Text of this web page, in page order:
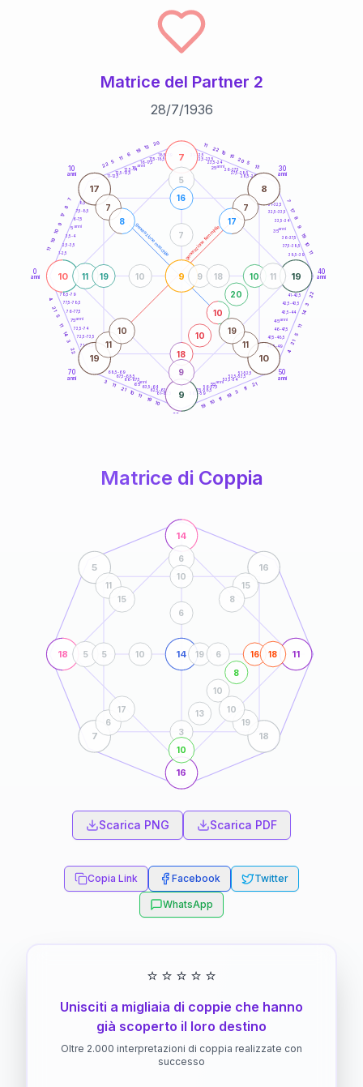
Matrice del Partner 2
28/7/1936
generazione maschile generazione femminile
0
anni
10
anni
30
anni
40
anni
50
anni
60
70
anni
1-2,5
2,5-3,5
3,5-4
6-7,5
7,5-8,5
8,5-9
11-12,5
12,5-13,5
13,5-14
16-17,5
17,5-18,5
18,5-19 21-22,5
22,5-23,5
23,5-24
26-27,5
27,5-28,5
28,5-29
31-32,5
32,5-33,5
33,5-34
36-37,5
37,5-38,5
38,5-39
41-42,5
42,5-43,5
43,5-44
46-47,5
47,5-48,5
48,5-49
51-52,5
52,5-53,5
53,5-54
56-57,5
57,5-58,5
58,5-59
61-62,5
62,5-63,5
63,5-64
66-67,5
67,5-68,5
68,5-69
71-72,5
72,5-73,5
73,5-74
76-77,5
77,5-78,5
78,5-79
11
19
10
9
17
8
7
22 5
11
6
19 13
20 11
22 10
15
20 5
13
7
17
8
9
19
10
11
22
3
14
11
5
21
4
21
11
3
19
11
10
19
10
19
11
10
21
11
3
22
3
14
11
5
21
4
10
7
19
9
9
17 8
19 10
18
10
10
20
10
11
5
11
9
19
16
9 18
10
7
7
8
7
17
11
10
11
19
5anni
15 anni 25anni
35anni
45anni
55anni
65anni
75anni
Matrice di Coppia
18
14
11
16
14
5 16
7 18
3
13
10
8
16
5
6
18
10
5
10
19 6
10
6
11
15
15
8
6
17
19
10
Scarica PNG Scarica PDF
Copia Link Facebook Twitter
WhatsApp
⭐ ⭐ ⭐ ⭐ ⭐
Unisciti a migliaia di coppie che hanno
già scoperto il loro destino
Oltre 2.000 interpretazioni di coppia realizzate con
successo